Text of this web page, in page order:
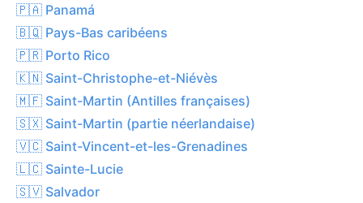
🇵🇦 Panamá
🇧🇶 Pays-Bas caribéens
🇵🇷 Porto Rico
🇰🇳 Saint-Christophe-et-Niévès
🇲🇫 Saint-Martin (Antilles françaises)
🇸🇽 Saint-Martin (partie néerlandaise)
🇻🇨 Saint-Vincent-et-les-Grenadines
🇱🇨 Sainte-Lucie
🇸🇻 Salvador